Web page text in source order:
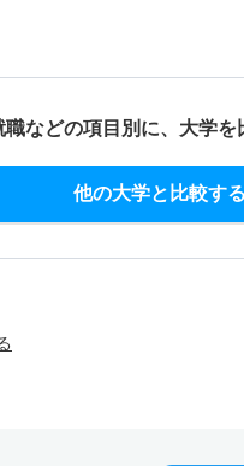
などの項目別に、 大学を
他の大学と比較する